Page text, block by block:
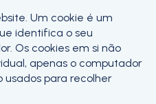
Um cookie é um
identifica o seu
Os cookies em si não
apenas o computador
usados para recolher